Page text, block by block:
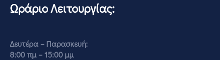
Ωράριο Λειτουργίας:
Δευτέρα – Παρασκευή:
8:00 πμ – 15:00 μμ